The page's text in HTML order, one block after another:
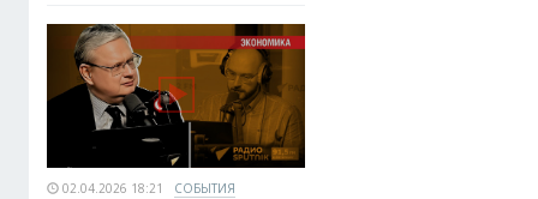
02.04.2026 18:21 СОБЫТИЯ